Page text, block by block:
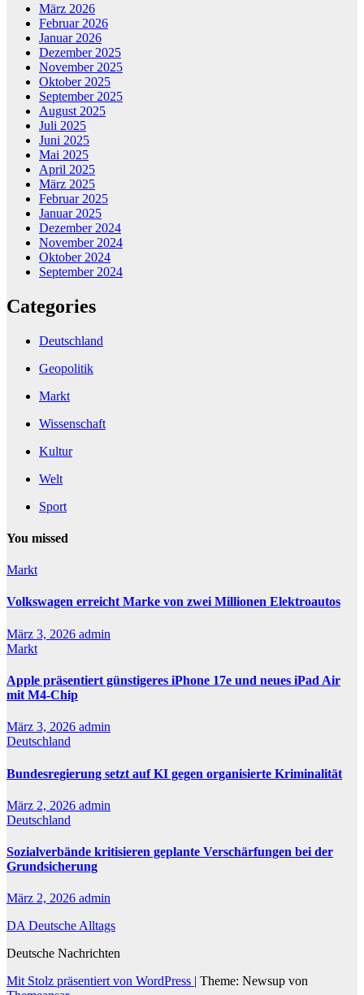
März 2026
Februar 2026
Januar 2026
Dezember 2025
November 2025
Oktober 2025
September 2025
August 2025
Juli 2025
Juni 2025
Mai 2025
April 2025
März 2025
Februar 2025
Januar 2025
Dezember 2024
November 2024
Oktober 2024
September 2024
Categories
Deutschland
Geopolitik
Markt
Wissenschaft
Kultur
Welt
Sport
You missed
Markt
Volkswagen erreicht Marke von zwei Millionen Elektroautos
März 3, 2026 admin
Markt
Apple präsentiert günstigeres iPhone 17e und neues iPad Air
mit M4-Chip
März 3, 2026 admin
Deutschland
Bundesregierung setzt auf KI gegen organisierte Kriminalität
März 2, 2026 admin
Deutschland
Sozialverbände kritisieren geplante Verschärfungen bei der
Grundsicherung
März 2, 2026 admin
DA Deutsche Alltags
Deutsche Nachrichten
Mit Stolz präsentiert von WordPress | Theme: Newsup von